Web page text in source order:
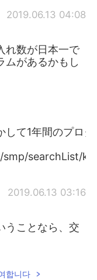
2019.06.13 04:08
れ数が日本一で
ムがあるかもし
して1年間のプロ
searchList/
2019.06.13 03:16
うことなら、交
합니다